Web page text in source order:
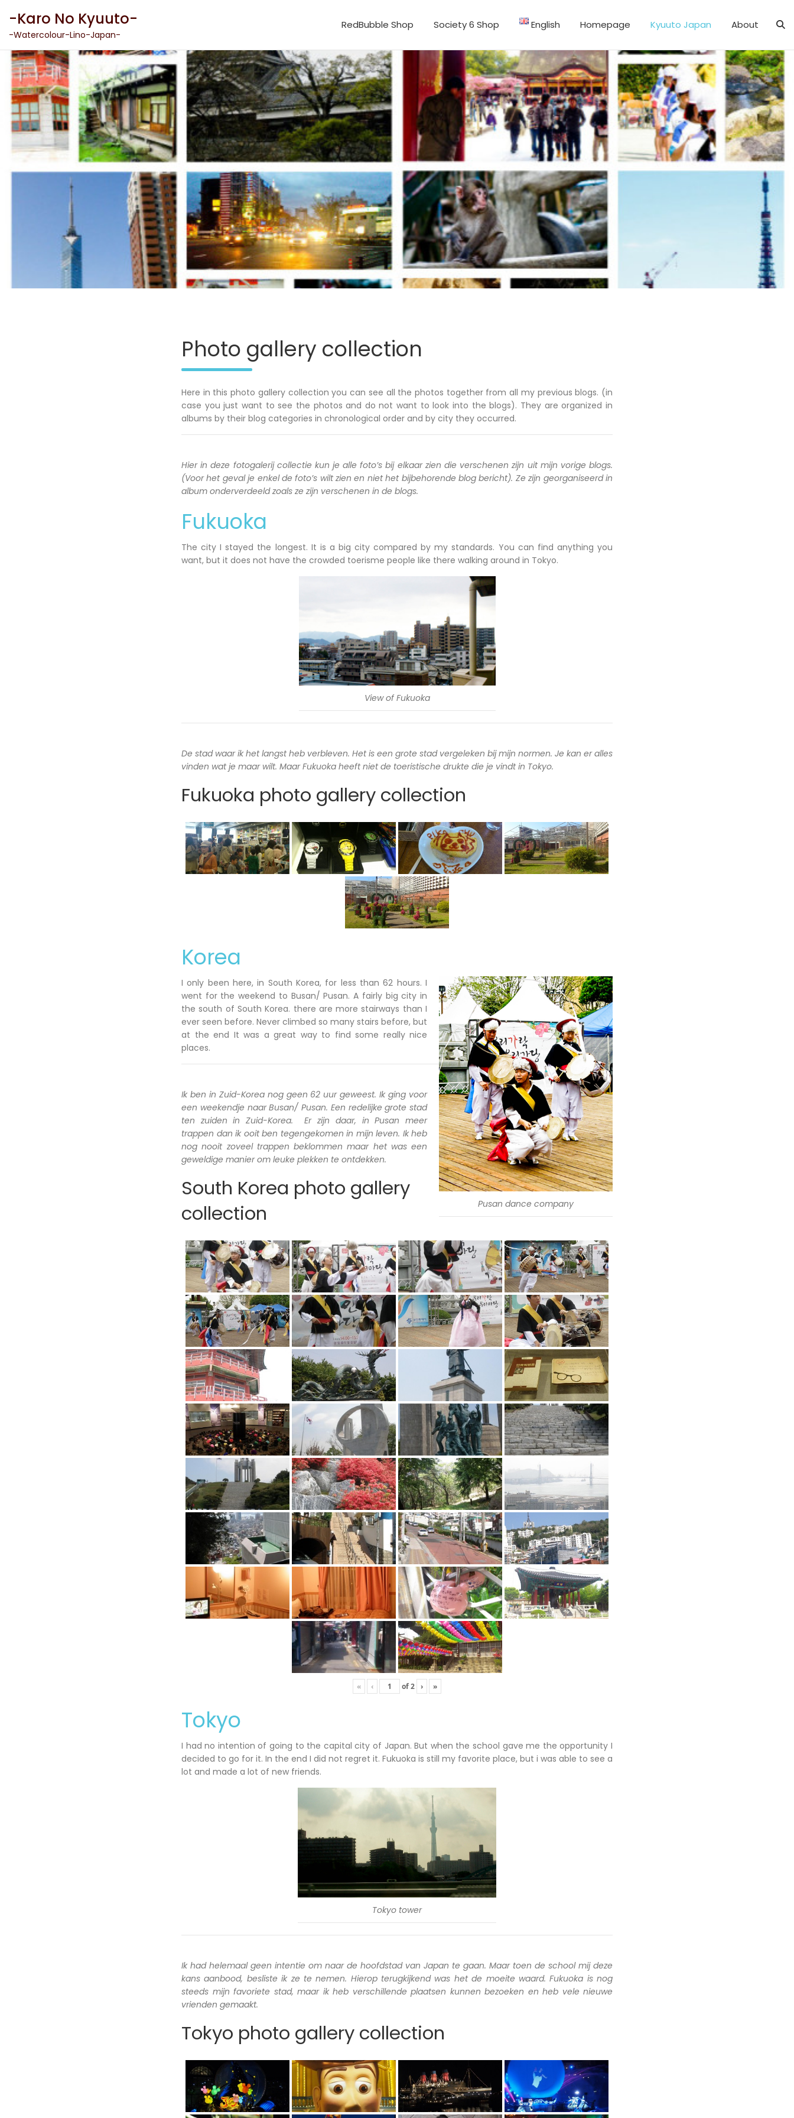
content
-Karo No Kyuuto-
-Watercolour-Lino-Japan-
RedBubble Shop Society 6 Shop English Homepage Kyuuto Japan About
Photo gallery collection
Here in this photo gallery collection you can see all the photos together from all my previous blogs. (in
case you just want to see the photos and do not want to look into the blogs). They are organized in
albums by their blog categories in chronological order and by city they occurred.
Hier in deze fotogalerij collectie kun je alle foto’s bij elkaar zien die verschenen zijn uit mijn vorige blogs.
(Voor het geval je enkel de foto’s wilt zien en niet het bijbehorende blog bericht). Ze zijn georganiseerd in
album onderverdeeld zoals ze zijn verschenen in de blogs.
Fukuoka
The city I stayed the longest. It is a big city compared by my standards. You can find anything you
want, but it does not have the crowded toerisme people like there walking around in Tokyo.
View of Fukuoka
De stad waar ik het langst heb verbleven. Het is een grote stad vergeleken bij mijn normen. Je kan er alles
vinden wat je maar wilt. Maar Fukuoka heeft niet de toeristische drukte die je vindt in Tokyo.
Fukuoka photo gallery collection
Korea
Pusan dance company
I only been here, in South Korea, for less than 62 hours. I
went for the weekend to Busan/ Pusan. A fairly big city in
the south of South Korea. there are more stairways than I
ever seen before. Never climbed so many stairs before, but
at the end It was a great way to find some really nice
places.
Ik ben in Zuid-Korea nog geen 62 uur geweest. Ik ging voor
een weekendje naar Busan/ Pusan. Een redelijke grote stad
ten zuiden in Zuid-Korea. Er zijn daar, in Pusan meer
trappen dan ik ooit ben tegengekomen in mijn leven. Ik heb
nog nooit zoveel trappen beklommen maar het was een
geweldige manier om leuke plekken te ontdekken.
South Korea photo gallery
collection
« ‹ of2 › »
Tokyo
I had no intention of going to the capital city of Japan. But when the school gave me the opportunity I
decided to go for it. In the end I did not regret it. Fukuoka is still my favorite place, but i was able to see a
lot and made a lot of new friends.
Tokyo tower
Ik had helemaal geen intentie om naar de hoofdstad van Japan te gaan. Maar toen de school mij deze
kans aanbood, besliste ik ze te nemen. Hierop terugkijkend was het de moeite waard. Fukuoka is nog
steeds mijn favoriete stad, maar ik heb verschillende plaatsen kunnen bezoeken en heb vele nieuwe
vrienden gemaakt.
Tokyo photo gallery collection